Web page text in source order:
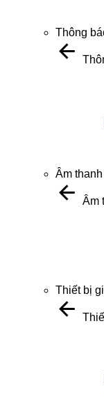
Thông
Âm
Âm
Thiết bị